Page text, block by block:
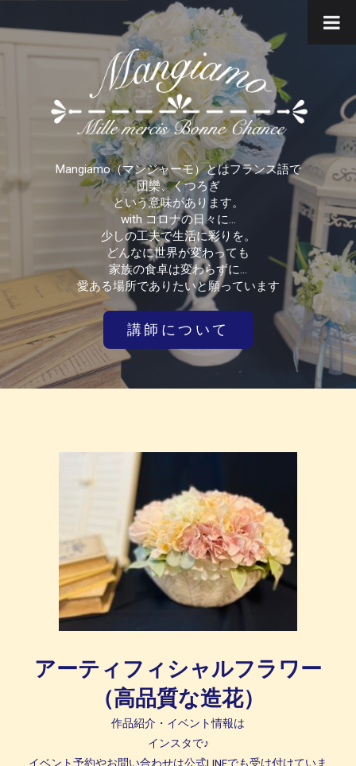
Mangiamo（マンジャーモ）とはフランス語で
団欒、くつろぎ
という意味があります。
with コロナの日々に…
少しの工夫で生活に彩りを。
どんなに世界が変わっても
家族の食卓は変わらずに...
愛ある場所でありたいと願っています
講師について
アーティフィシャルフラワー
（高品質な造花）
作品紹介・イベント情報は
インスタで♪
イベント予約やお問い合わせは公式LINEでも受け付けていま